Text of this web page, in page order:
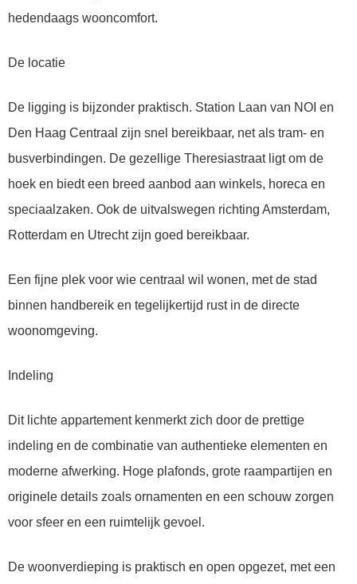
hedendaags wooncomfort.
De locatie
De ligging is bijzonder praktisch. Station Laan van NOI en
Den Haag Centraal zijn snel bereikbaar, net als tram- en
busverbindingen. De gezellige Theresiastraat ligt om de
hoek en biedt een breed aanbod aan winkels, horeca en
speciaalzaken. Ook de uitvalswegen richting Amsterdam,
Rotterdam en Utrecht zijn goed bereikbaar.
Een fijne plek voor wie centraal wil wonen, met de stad
binnen handbereik en tegelijkertijd rust in de directe
woonomgeving.
Indeling
Dit lichte appartement kenmerkt zich door de prettige
indeling en de combinatie van authentieke elementen en
moderne afwerking. Hoge plafonds, grote raampartijen en
originele details zoals ornamenten en een schouw zorgen
voor sfeer en een ruimtelijk gevoel.
De woonverdieping is praktisch en open opgezet, met een